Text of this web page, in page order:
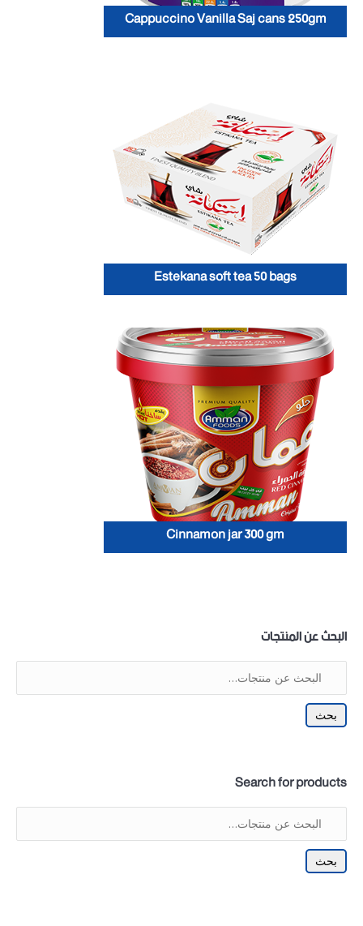
Cappuccino Vanilla Saj cans 250gm
Estekana soft tea 50 bags
Cinnamon jar 300 gm
البحث عن المنتجات
بحث
Search for products
بحث